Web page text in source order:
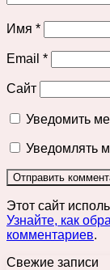
Имя *
Email *
Сайт
Уведомить
Уведомлять
Этот сайт
Узнайте, как
комментариев.
Свежие записи